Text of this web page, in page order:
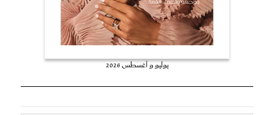
يوليو و أغسطس 2026